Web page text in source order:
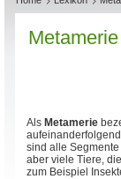
Als Metamerie
sind alle
aber viele Tiere,
zum Beispiel